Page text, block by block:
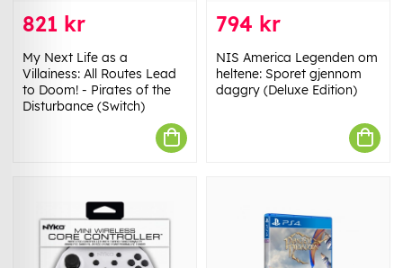
821 kr
My Next Life as a
Villainess: All Routes Lead
to Doom! - Pirates of the
Disturbance (Switch)
794 kr
NIS America Legenden om
heltene: Sporet gjennom
daggry (Deluxe Edition)